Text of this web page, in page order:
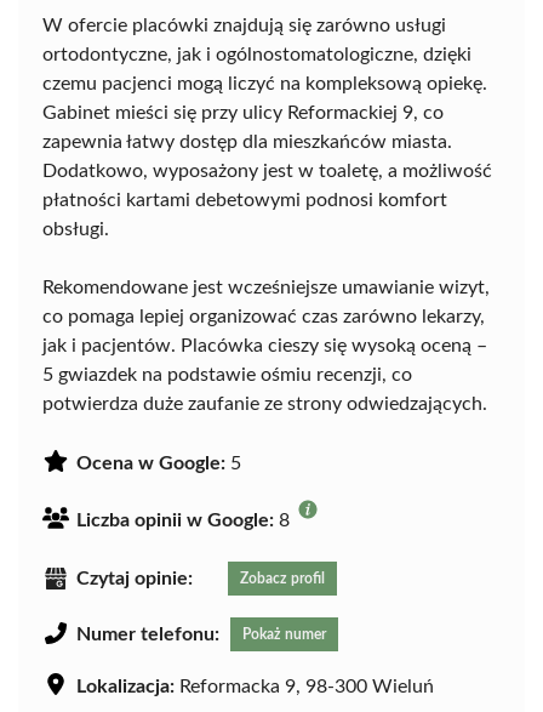
W ofercie placówki znajdują się zarówno usługi
ortodontyczne, jak i ogólnostomatologiczne, dzięki
czemu pacjenci mogą liczyć na kompleksową opiekę.
Gabinet mieści się przy ulicy Reformackiej 9, co
zapewnia łatwy dostęp dla mieszkańców miasta.
Dodatkowo, wyposażony jest w toaletę, a możliwość
płatności kartami debetowymi podnosi komfort
obsługi.
Rekomendowane jest wcześniejsze umawianie wizyt,
co pomaga lepiej organizować czas zarówno lekarzy,
jak i pacjentów. Placówka cieszy się wysoką oceną –
5 gwiazdek na podstawie ośmiu recenzji, co
potwierdza duże zaufanie ze strony odwiedzających.
Ocena w Google: 5
Liczba opinii w Google: 8
Czytaj opinie: Zobacz profil
Numer telefonu: Pokaż numer
Lokalizacja: Reformacka 9, 98-300 Wieluń